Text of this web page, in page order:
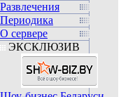
Развлечения
Периодика
О сервере
ЭКСКЛЮЗИВ